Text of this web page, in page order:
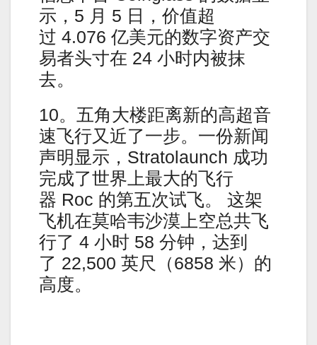
示，5 月 5 日，价值超
过 4.076 亿美元的数字资产交
易者头寸在 24 小时内被抹
去。
10。五角大楼距离新的高超音
速飞行又近了一步。一份新闻
声明显示，Stratolaunch 成功
完成了世界上最大的飞行
器 Roc 的第五次试飞。 这架
飞机在莫哈韦沙漠上空总共飞
行了 4 小时 58 分钟，达到
了 22,500 英尺（6858 米）的
高度。